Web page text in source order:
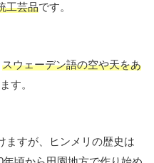
工芸品です。
スウェーデン語の空や天をあ
す。
ますが、ヒンメリの歴史は